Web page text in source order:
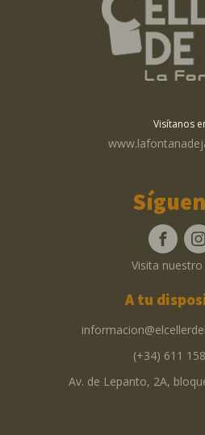
Visítanos
Visita
A tu
(+34) 611
Av. de Lepanto, 2A,